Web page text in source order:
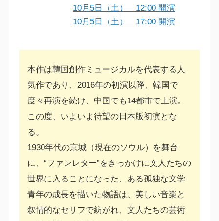
10月5日（土） 12:00 開演
10月5日（土） 17:00 開演
本作は韓国創作ミュージカルを代表する人
気作であり、2016年の初演以降、韓国で
度々再演を続け、中国でも14都市で上演。
この度、いよいよ待望の日本版初演とな
る。
1930年代の京城（現在のソウル）を舞台
に、“ファンレター”をきっかけに文人たちの
世界に入ることになった、ある孤独な文学
青年の成長を描いた物語は、美しい音楽と
叙情的なセリフで紡がれ、文人たちの芸術